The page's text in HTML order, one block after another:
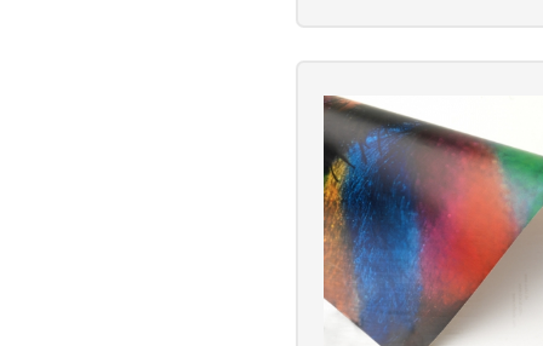
12barevnou tiskárnu s
vždy alespoň se 40 mm
okraje na založení a
upevnění na dřevěný rám,
který musí být součástí
zadaného rozměru.